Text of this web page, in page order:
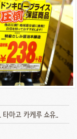
타마고 카케루 쇼유..